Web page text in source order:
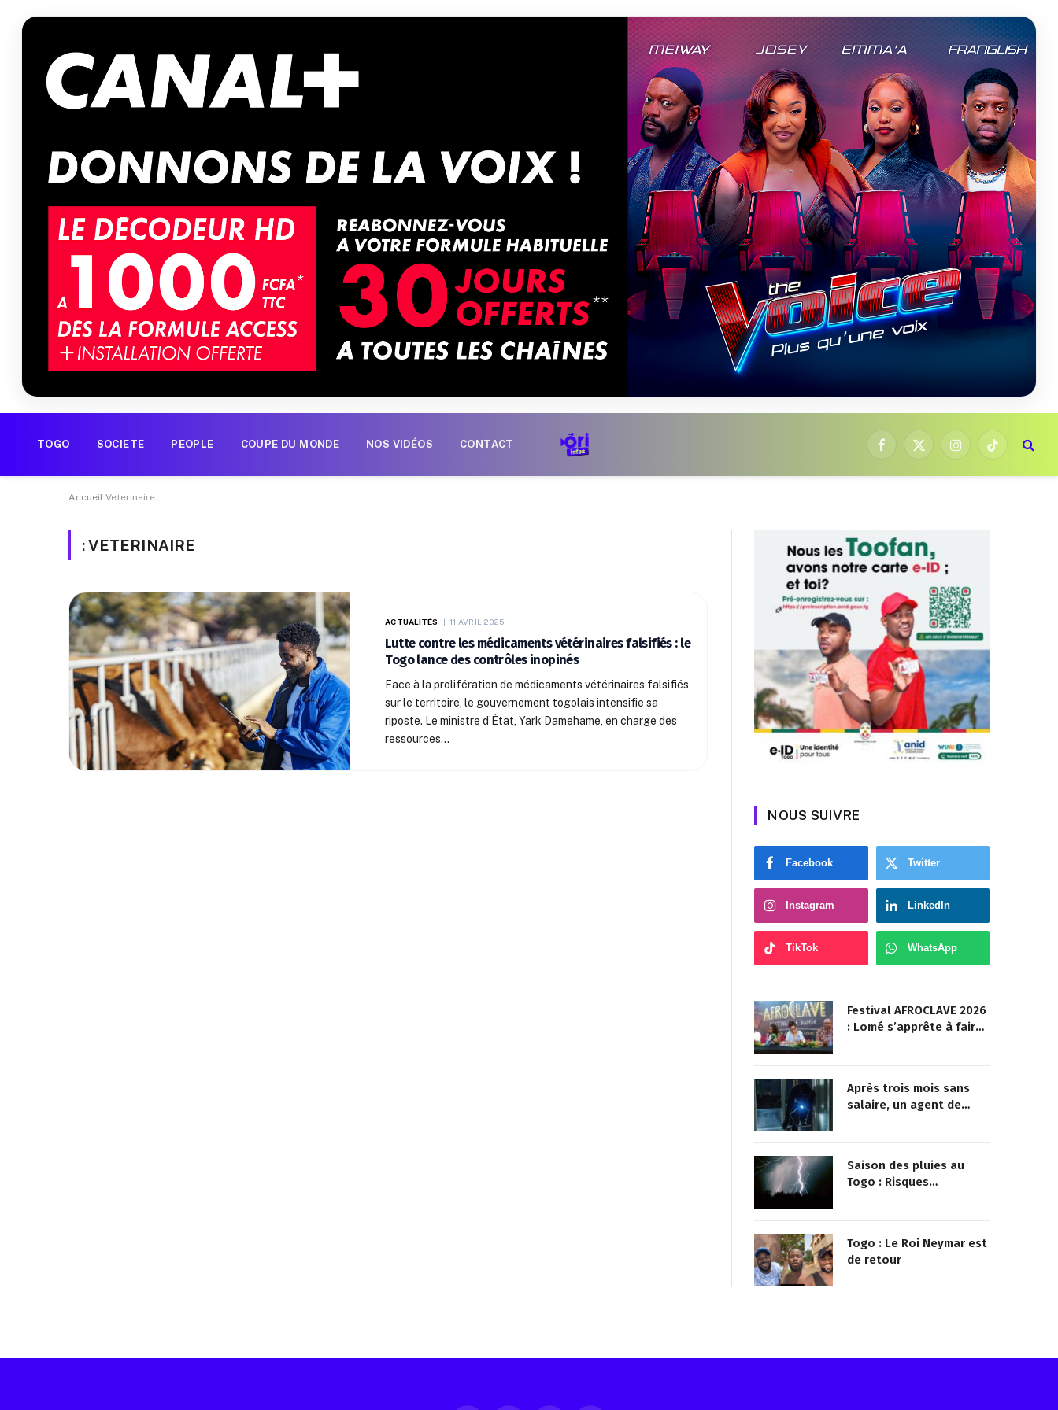
TOGO SOCIETE PEOPLE COUPE DU MONDE NOS VIDÉOS CONTACT
Facebook
X
InstagramTikTok
Accueil Veterinaire
:VETERINAIRE
ACTUALITÉS 11 AVRIL 2025
Lutte contre les médicaments vétérinaires falsifiés : le
Togo lance des contrôles inopinés
Face à la prolifération de médicaments vétérinaires falsifiés
sur le territoire, le gouvernement togolais intensifie sa
riposte. Le ministre d’État, Yark Damehame, en charge des
ressources…
NOUS SUIVRE
Facebook Twitter
Instagram LinkedIn
TikTok WhatsApp
Festival AFROCLAVE 2026
: Lomé s’apprête à faire
Après trois mois sans
salaire, un agent de
Saison des pluies au
Togo : Risques
Togo : Le Roi Neymar est
de retour